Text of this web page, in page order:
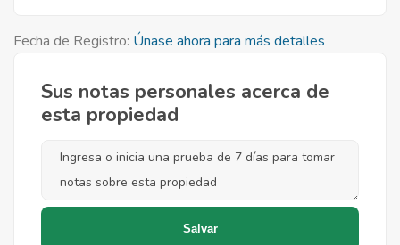
Fecha de Registro: Únase ahora para más detalles
Sus notas personales acerca de
esta propiedad